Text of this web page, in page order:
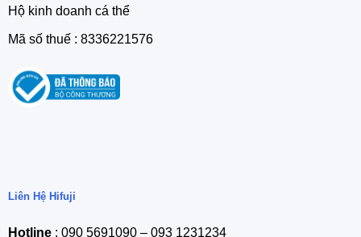
Hộ kinh doanh cá thể
Mã số thuế : 8336221576
Liên Hệ Hifuji
Hotline: 090 5691090 – 093 1231234